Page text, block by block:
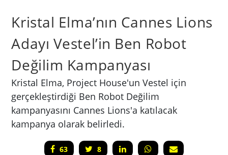
Kristal Elma’nın Cannes Lions
Adayı Vestel’in Ben Robot
Değilim Kampanyası
Kristal Elma, Project House'un Vestel için
gerçekleştirdiği Ben Robot Değilim
kampanyasını Cannes Lions'a katılacak
kampanya olarak belirledi.
63 8